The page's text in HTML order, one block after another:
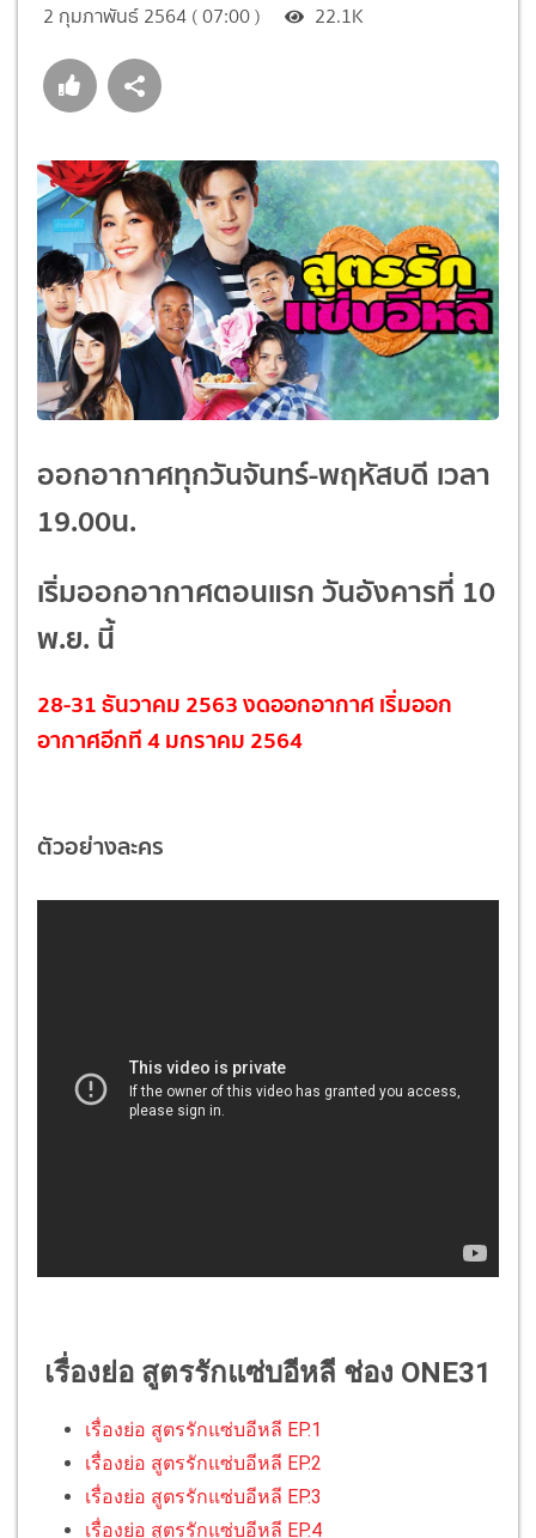
2 กุมภาพันธ์ 2564 ( 07:00 ) 22.1K
ออกอากาศทุกวันจันทร์-พฤหัสบดี เวลา
19.00น.
เริ่มออกอากาศตอนแรก วันอังคารที่ 10
พ.ย. นี้
28-31 ธันวาคม 2563 งดออกอากาศ เริ่มออก
อากาศอีกที 4 มกราคม 2564
ตัวอย่างละคร
เรื่องย่อ สูตรรักแซ่บอีหลี ช่อง ONE31
เรื่องย่อ สูตรรักแซ่บอีหลี EP.1
เรื่องย่อ สูตรรักแซ่บอีหลี EP.2
เรื่องย่อ สูตรรักแซ่บอีหลี EP.3
เรื่องย่อ สูตรรักแซ่บอีหลี EP.4